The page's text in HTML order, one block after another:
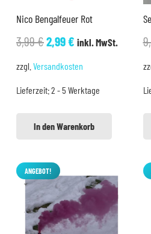
Nico Bengalfeuer Rot
3,99€Ursprünglicher
3,99 €
2,99€Aktueller
2,99 €.
inkl. MwSt.
zzgl. Versandkosten
Lieferzeit:2 - 5 Werktage
In den Warenkorb
ANGEBOT!